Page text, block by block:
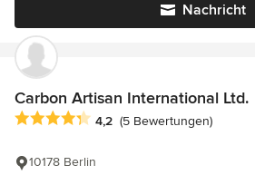
Nachricht
Carbon Artisan International Ltd.
Durchschnittliche Bewertung: 4.2 von
4,2 (5 Bewertungen)
10178 Berlin